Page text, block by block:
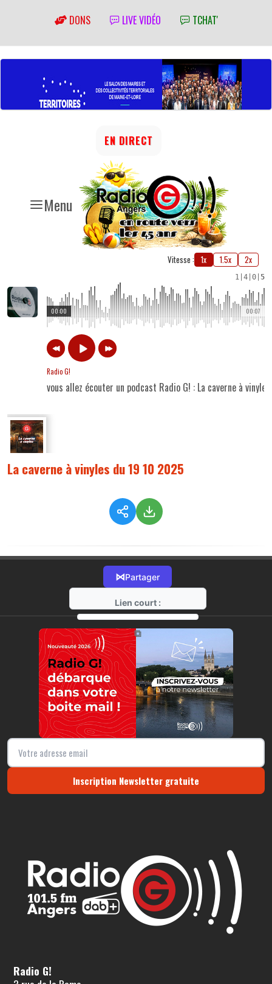
DONS LIVE VIDÉO TCHAT'
Menu
EN DIRECT
Vitesse : 1x 1.5x 2x
1 4 0 5
00:07
00:00
Radio G!
vous allez écouter un podcast Radio G! : La caverne à
La caverne à vinyles du 19 10 2025
⋈Partager
Lien court :
https://radio-g.fr?18768
⧉
Inscription Newsletter gratuite
Radio G!